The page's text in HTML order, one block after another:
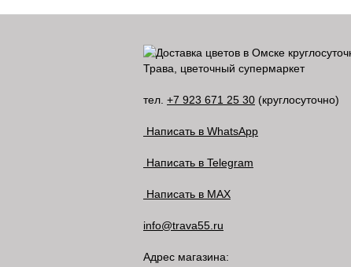
Трава, цветочный супермаркет
тел. +7 923 671 25 30 (круглосуточно)
Написать в WhatsApp
Написать в Telegram
Написать в MAX
info@trava55.ru
Адрес магазина: